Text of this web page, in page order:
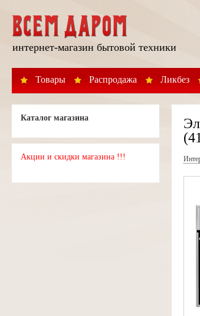
интернет-магазин бытовой техники
Товары Распродажа Ликбез
Каталог магазина
Акции и скидки магазина !!!